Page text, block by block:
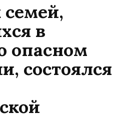
в
опасном
состоялся